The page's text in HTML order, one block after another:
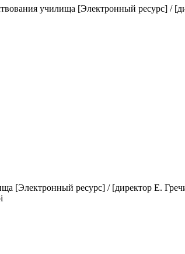
училища [Электронный ресурс] /
[Электронный ресурс] / [директор Е.